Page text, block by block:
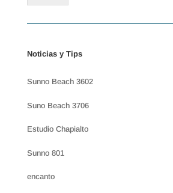
Noticias y Tips
Sunno Beach 3602
Suno Beach 3706
Estudio Chapialto
Sunno 801
encanto